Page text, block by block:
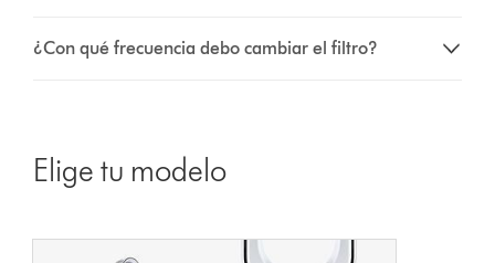
¿Con qué frecuencia debo cambiar el filtro?
Elige tu modelo